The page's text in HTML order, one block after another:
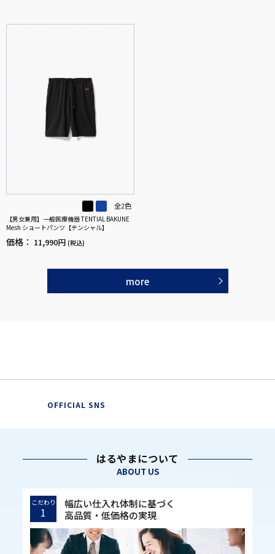
全2色
【男女兼用】一般医療機器 TENTIAL BAKUNE
Mesh ショートパンツ【テンシャル】
価格： 11,990円 (税込)
more
OFFICIAL SNS
はるやまについて
ABOUT US
こだわり
1
幅広い仕入れ体制に基づく
高品質・低価格の実現